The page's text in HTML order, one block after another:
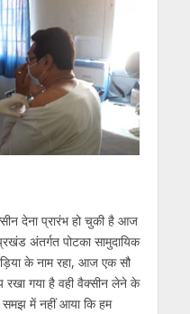
देना प्रारंभ हो चुकी है आज
अंतर्गत पोटका सामुदायिक
के नाम रहा, आज एक सौ
रखा गया है वही वैक्सीन लेने के
समझ में नहीं आया कि हम